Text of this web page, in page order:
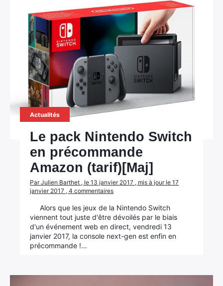
Actualités
Le pack Nintendo Switch
en précommande
Amazon (tarif)[Maj]
Par Julien Barthet , le 13 janvier 2017 , mis à jour le 17
janvier 2017 , 4 commentaires
Alors que les jeux de la Nintendo Switch
viennent tout juste d'être dévoilés par le biais
d'un événement web en direct, vendredi 13
janvier 2017, la console next-gen est enfin en
précommande !…